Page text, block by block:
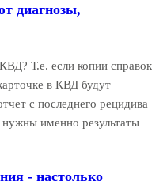
диагнозы,
Т.е. если копии справок
в КВД будут
с последнего рецидива
нужны именно результаты
- настолько